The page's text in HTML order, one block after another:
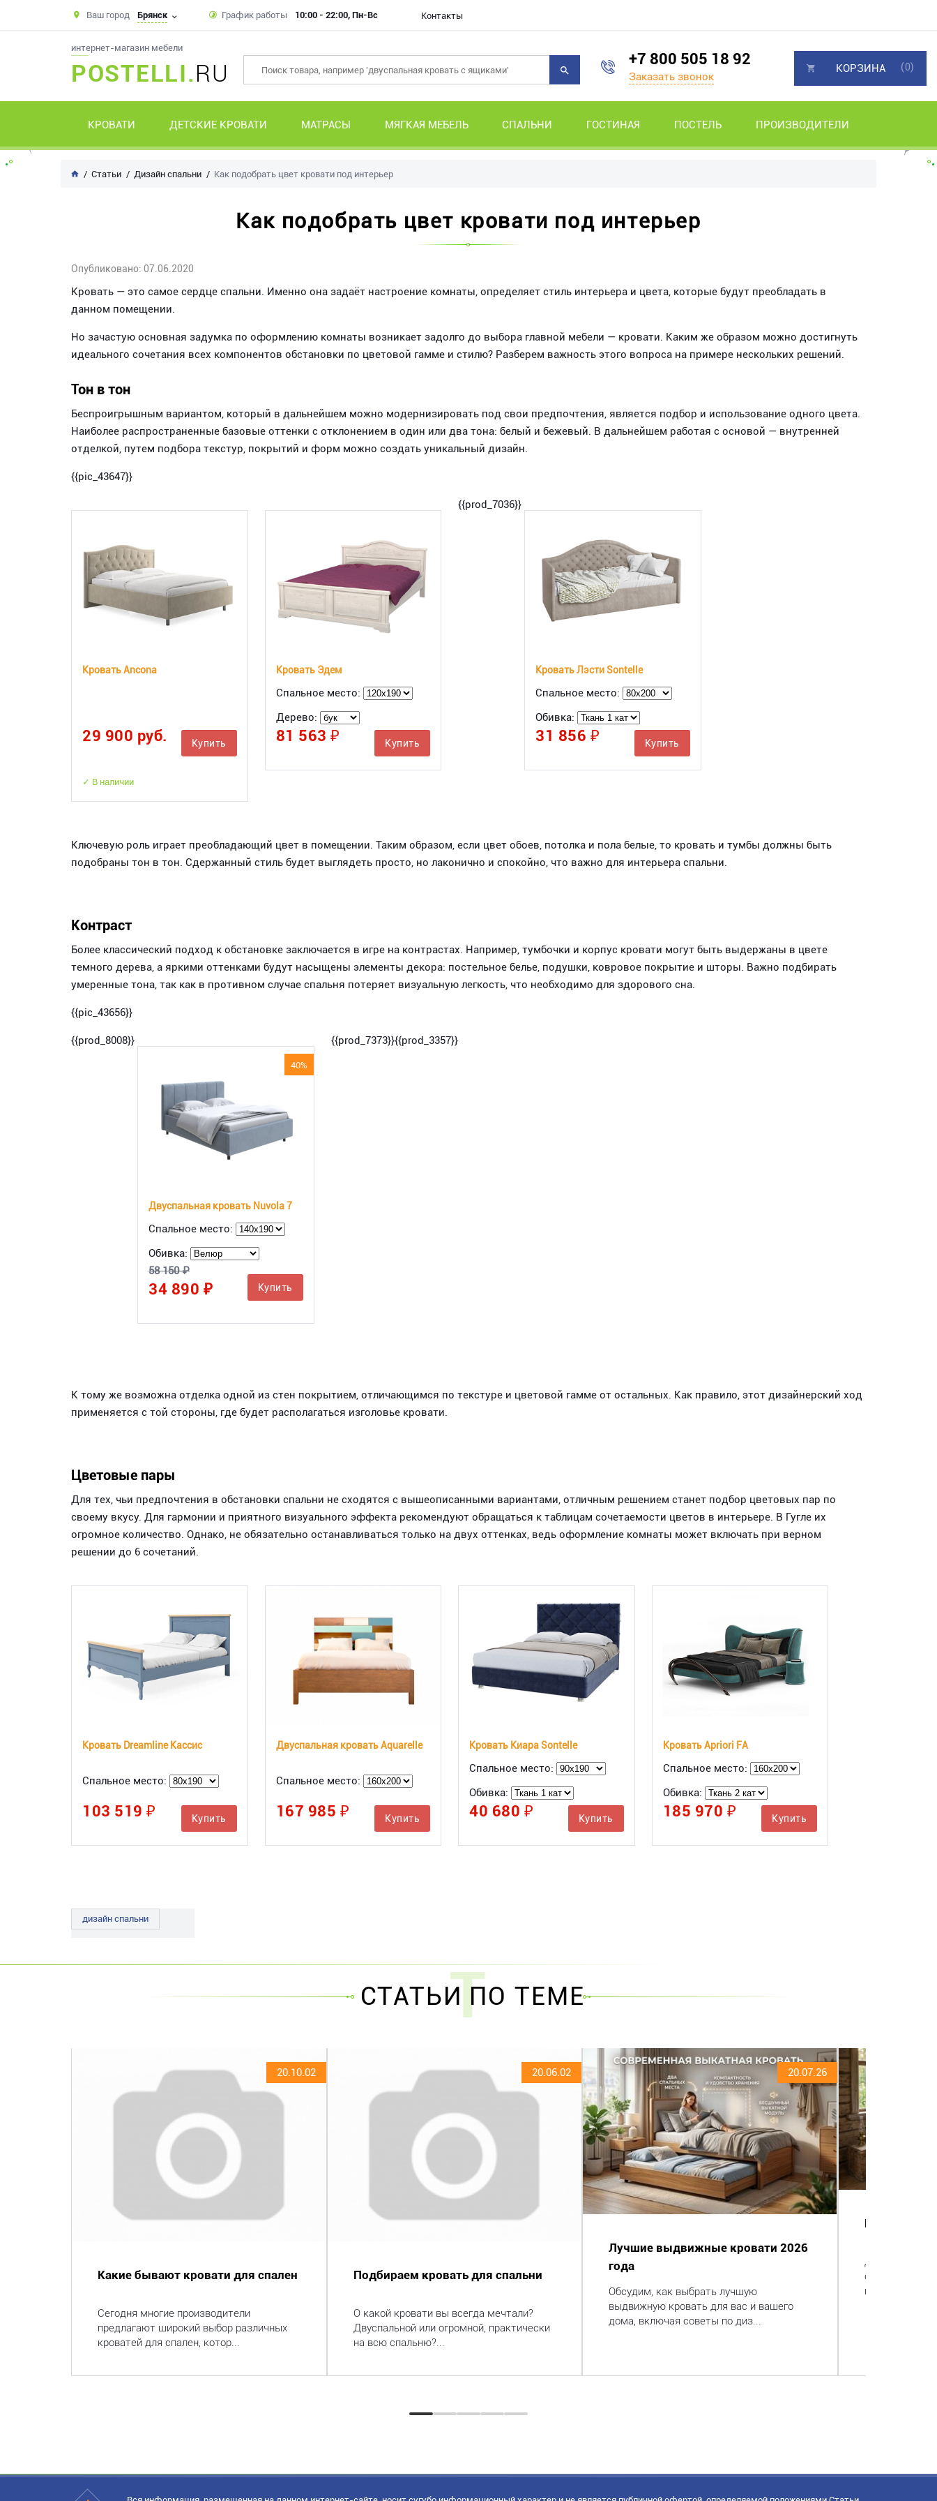
Ваш город Брянск График работы 10:00 - 22:00, Пн-Вс Контакты
интернет-магазин мебели
POSTELLI.RU
+7 800 505 18 92
Заказать звонок
КРОВАТИ ДЕТСКИЕ КРОВАТИ МАТРАСЫ МЯГКАЯ МЕБЕЛЬ СПАЛЬНИ ГОСТИНАЯ ПОСТЕЛЬ ПРОИЗВОДИТЕЛИ
КОРЗИНА (0)
Статьи Дизайн спальни Как подобрать цвет кровати под интерьер
Как подобрать цвет кровати под интерьер
Опубликовано: 07.06.2020
Кровать — это самое сердце спальни. Именно она задаёт настроение комнаты, определяет стиль интерьера и цвета, которые будут преобладать в
данном помещении.
Но зачастую основная задумка по оформлению комнаты возникает задолго до выбора главной мебели — кровати. Каким же образом можно достигнуть
идеального сочетания всех компонентов обстановки по цветовой гамме и стилю? Разберем важность этого вопроса на примере нескольких решений.
Тон в тон
Беспроигрышным вариантом, который в дальнейшем можно модернизировать под свои предпочтения, является подбор и использование одного цвета.
Наиболее распространенные базовые оттенки с отклонением в один или два тона: белый и бежевый. В дальнейшем работая с основой — внутренней
отделкой, путем подбора текстур, покрытий и форм можно создать уникальный дизайн.
{{pic_43647}}
Кровать Ancona
29 900 руб. Купить
✓ В наличии
Кровать Эдем
Спальное место:
Дерево:
81 563 ₽ Купить
{{prod_7036}}
Кровать Лэсти Sontelle
Спальное место:
Обивка:
31 856 ₽ Купить
Ключевую роль играет преобладающий цвет в помещении. Таким образом, если цвет обоев, потолка и пола белые, то кровать и тумбы должны быть
подобраны тон в тон. Сдержанный стиль будет выглядеть просто, но лаконично и спокойно, что важно для интерьера спальни.
Контраст
Более классический подход к обстановке заключается в игре на контрастах. Например, тумбочки и корпус кровати могут быть выдержаны в цвете
темного дерева, а яркими оттенками будут насыщены элементы декора: постельное белье, подушки, ковровое покрытие и шторы. Важно подбирать
умеренные тона, так как в противном случае спальня потеряет визуальную легкость, что необходимо для здорового сна.
{{pic_43656}}
{{prod_8008}}
40%
Двуспальная кровать Nuvola 7
Спальное место:
Обивка:
58 150 ₽
34 890 ₽ Купить
{{prod_7373}}{{prod_3357}}
К тому же возможна отделка одной из стен покрытием, отличающимся по текстуре и цветовой гамме от остальных. Как правило, этот дизайнерский ход
применяется с той стороны, где будет располагаться изголовье кровати.
Цветовые пары
Для тех, чьи предпочтения в обстановки спальни не сходятся с вышеописанными вариантами, отличным решением станет подбор цветовых пар по
своему вкусу. Для гармонии и приятного визуального эффекта рекомендуют обращаться к таблицам сочетаемости цветов в интерьере. В Гугле их
огромное количество. Однако, не обязательно останавливаться только на двух оттенках, ведь оформление комнаты может включать при верном
решении до 6 сочетаний.
Кровать Dreamline Кассис
Спальное место:
103 519 ₽ Купить
Двуспальная кровать Aquarelle
Спальное место:
167 985 ₽ Купить
Кровать Киара Sontelle
Спальное место:
Обивка:
40 680 ₽ Купить
Кровать Apriori FA
Спальное место:
Обивка:
185 970 ₽ Купить
дизайн спальни
Т
СТАТЬИ ПО ТЕМЕ
20.10.02
Какие бывают кровати для спален
Сегодня многие производители
предлагают широкий выбор различных
кроватей для спален, котор...
20.06.02
Подбираем кровать для спальни
О какой кровати вы всегда мечтали?
Двуспальной или огромной, практически
на всю спальню?...
20.07.26
Лучшие выдвижные кровати 2026
года
Обсудим, как выбрать лучшую
выдвижную кровать для вас и вашего
дома, включая советы по диз...
Выбираем
Дача - не
отдыха.
кровати